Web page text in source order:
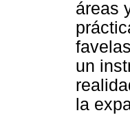
áreas
un
la